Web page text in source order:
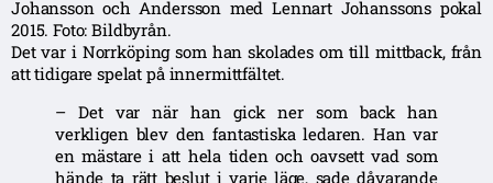
Johansson och Andersson med Lennart Johanssons pokal
2015. Foto: Bildbyrån.
Det var i Norrköping som han skolades om till mittback, från
att tidigare spelat på innermittfältet.
– Det var när han gick ner som back han
verkligen blev den fantastiska ledaren. Han var
en mästare i att hela tiden och oavsett vad som
hände ta rätt beslut i varje läge, sade dåvarande